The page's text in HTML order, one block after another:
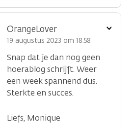
OrangeLover
19 augustus 2023 om 18.58
Snap dat je dan nog geen
hoerablog schrijft. Weer
een week spannend dus.
Sterkte en succes.
Liefs, Monique
Toon